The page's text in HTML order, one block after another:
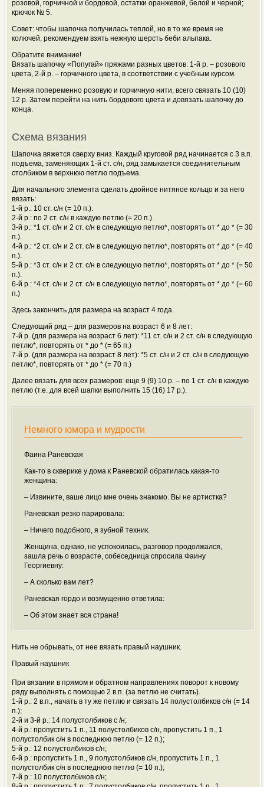
розовой, горчичной и бордовой, остатки оранжевой, белой и черной;
крючок № 5.
Совет: чтобы шапочка получилась теплой, но в то же время не
колючей, рекомендуем взять нежную шерсть беби альпака.
Обратите внимание!
Вязать шапочку «Попугай» пряжами разных цветов: 1-й р. – розового
цвета, 2-й р. – горчичного цвета, в соответствии с учебным курсом.
Меняя попеременно розовую и горчичную нити, всего связать 10 (10)
12 р. Затем перейти на нить бордового цвета и довязать шапочку до
конца.
Схема вязания
Шапочка вяжется сверху вниз. Каждый круговой ряд начинается с 3 в.п.
подъема, заменяющих 1-й ст. с/н, ряд замыкается соединительным
столбиком в верхнюю петлю подъема.
Для начального элемента сделать двойное нитяное кольцо и за него
вязать:
1-й р.: 10 ст. с/н (= 10 п.).
2-й р.: по 2 ст. с/н в каждую петлю (= 20 п.).
3-й р.: *1 ст. с/н и 2 ст. с/н в следующую петлю*, повторять от * до * (= 30
п.).
4-й р.: *2 ст. с/н и 2 ст. с/н в следующую петлю*, повторять от * до * (= 40
п.).
5-й р.: *3 ст. с/н и 2 ст. с/н в следующую петлю*, повторять от * до * (= 50
п.).
6-й р.: *4 ст. с/н и 2 ст. с/н в следующую петлю*, повторять от * до * (= 60
п.)
Здесь закончить для размера на возраст 4 года.
Следующий ряд – для размеров на возраст 6 и 8 лет:
7-й р. (для размера на возраст 6 лет): *11 ст. с/н и 2 ст. с/н в следующую
петлю*, повторять от * до * (= 65 п.)
7-й р. (для размера на возраст 8 лет): *5 ст. с/н и 2 ст. с/н в следующую
петлю*, повторять от * до * (= 70 п.)
Далее вязать для всех размеров: еще 9 (9) 10 р. – по 1 ст. с/н в каждую
петлю (т.е. для всей шапки выполнить 15 (16) 17 р.).
Немного юмора и мудрости
Фаина Раневская
Как-то в скверике у дома к Раневской обратилась какая-то
женщина:
– Извините, ваше лицо мне очень знакомо. Вы не артистка?
Раневская резко парировала:
– Ничего подобного, я зубной техник.
Женщина, однако, не успокоилась, разговор продолжался,
зашла речь о возрасте, собеседница спросила Фаину
Георгиевну:
– А сколько вам лет?
Раневская гордо и возмущенно ответила:
– Об этом знает вся страна!
Нить не обрывать, от нее вязать правый наушник.
Правый наушник
При вязании в прямом и обратном направлениях поворот к новому
ряду выполнять с помощью 2 в.п. (за петлю не считать).
1-й р.: 2 в.п., начать в ту же петлю и связать 14 полустолбиков с/н (= 14
п.);
2-й и 3-й р.: 14 полустолбиков с /н;
4-й р.: пропустить 1 п., 11 полустолбиков с/н, пропустить 1 п., 1
полустолбик с/н в последнюю петлю (= 12 п.);
5-й р.: 12 полустолбиков с/н;
6-й р.: пропустить 1 п., 9 полустолбиков с/н, пропустить 1 п., 1
полустолбик с/н в последнюю петлю (= 10 п.);
7-й р.: 10 полустолбиков с/н;